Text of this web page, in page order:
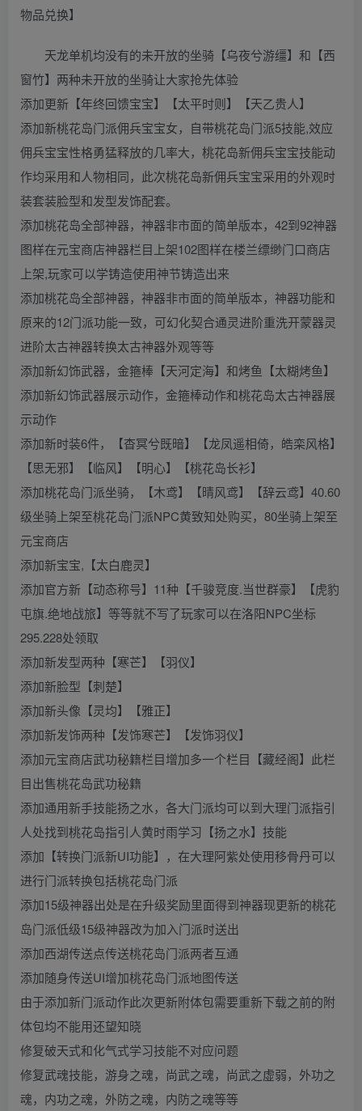
物品兑换】
天龙单机均没有的未开放的坐骑【乌夜兮游缰】和【西
窗竹】两种未开放的坐骑让大家抢先体验
添加更新【年终回馈宝宝】【太平时则】【天乙贵人】
添加新桃花岛门派佣兵宝宝女，自带桃花岛门派5技能,效应
佣兵宝宝性格勇猛释放的几率大，桃花岛新佣兵宝宝技能动
作均采用和人物相同，此次桃花岛新佣兵宝宝采用的外观时
装套装脸型和发型发饰配套。
添加桃花岛全部神器，神器非市面的简单版本，42到92神器
图样在元宝商店神器栏目上架102图样在楼兰缥缈门口商店
上架,玩家可以学铸造使用神节铸造出来
添加桃花岛全部神器，神器非市面的简单版本，神器功能和
原来的12门派功能一致，可幻化契合通灵进阶重洗开蒙器灵
进阶太古神器转换太古神器外观等等
添加新幻饰武器，金箍棒【天河定海】和烤鱼【太糊烤鱼】
添加新幻饰武器展示动作，金箍棒动作和桃花岛太古神器展
示动作
添加新时装6件，【杳冥兮既暗】【龙凤遥相倚，皓栾风格】
【思无邪】【临风】【明心】【桃花岛长衫】
添加桃花岛门派坐骑，【木鸢】【晴风鸢】【辞云鸢】40.60
级坐骑上架至桃花岛门派NPC黄致知处购买，80坐骑上架至
元宝商店
添加新宝宝,【太白鹿灵】
添加官方新【动态称号】11种【千骏竞度.当世群豪】【虎豹
屯旗.绝地战旅】等等就不写了玩家可以在洛阳NPC坐标
295.228处领取
添加新发型两种【寒芒】【羽仪】
添加新脸型【刺楚】
添加新头像【灵均】【雅正】
添加新发饰两种【发饰寒芒】【发饰羽仪】
添加元宝商店武功秘籍栏目增加多一个栏目【藏经阁】此栏
目出售桃花岛武功秘籍
添加通用新手技能扬之水，各大门派均可以到大理门派指引
人处找到桃花岛指引人黄时雨学习【扬之水】技能
添加【转换门派新UI功能】，在大理阿紫处使用移骨丹可以
进行门派转换包括桃花岛门派
添加15级神器出处是在升级奖励里面得到神器现更新的桃花
岛门派低级15级神器改为加入门派时送出
添加西湖传送点传送桃花岛门派两者互通
添加随身传送UI增加桃花岛门派地图传送
由于添加新门派动作此次更新附体包需要重新下载之前的附
体包均不能用还望知晓
修复破天式和化气式学习技能不对应问题
修复武魂技能，游身之魂，尚武之魂，尚武之虚弱，外功之
魂，内功之魂，外防之魂，内防之魂等等